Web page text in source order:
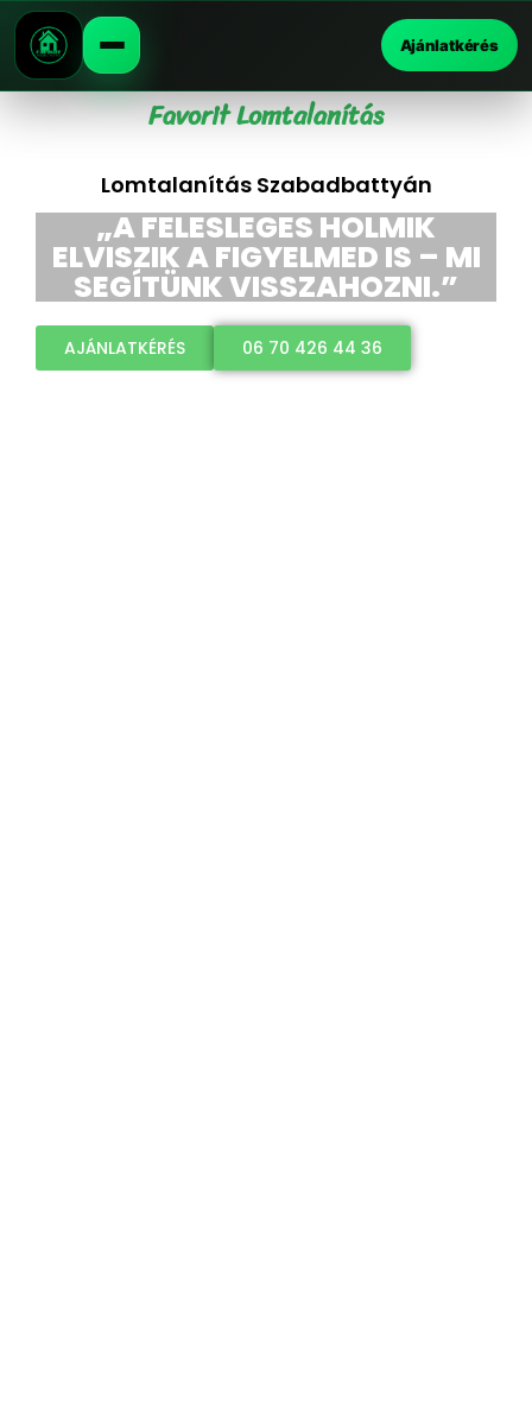
Ajánlatkérés
Favorit Lomtalanítás
Lomtalanítás Szabadbattyán
„A FELESLEGES HOLMIK
ELVISZIK A FIGYELMED IS – MI
SEGÍTÜNK VISSZAHOZNI.”
AJÁNLATKÉRÉS 06 70 426 44 36